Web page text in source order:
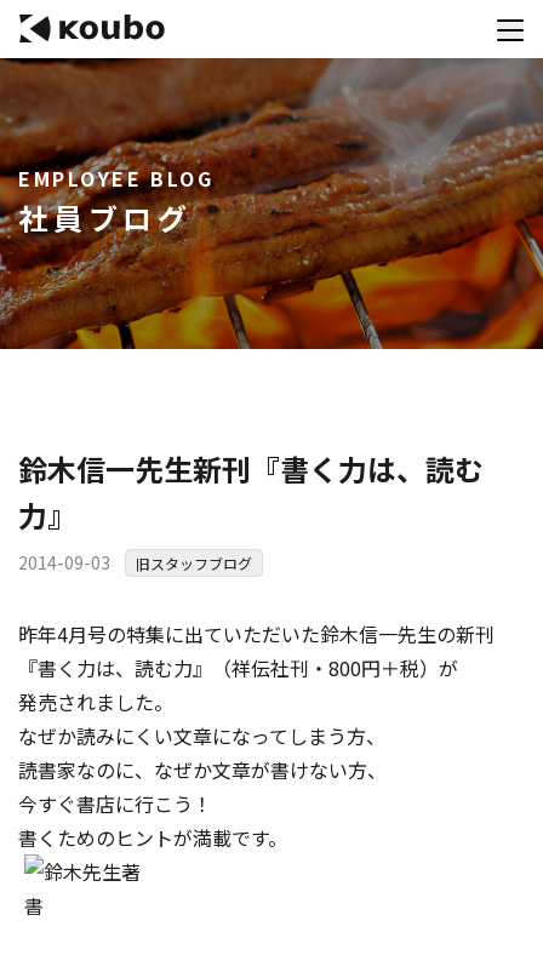
サービス
会社案内
実績紹介
採用情報
資料ダウンロード
コンテストを主催される方へ
公募運営SaaS 「Kouboプランナー」
コンテスト成功の法則
事務局アウトソーシング
マーケットデータ
コンテスト情報及びプレゼン
ト情報を「Koubo」に無料で
紹介させていただきます
無料掲載お申し込み
EMPLOYEE BLOG
社員ブログ
鈴木信一先生新刊『書く力は、読む
力』
2014-09-03 旧スタッフブログ
昨年4月号の特集に出ていただいた鈴木信一先生の新刊
『書く力は、読む力』（祥伝社刊・800円＋税）が
発売されました。
なぜか読みにくい文章になってしまう方、
読書家なのに、なぜか文章が書けない方、
今すぐ書店に行こう！
書くためのヒントが満載です。